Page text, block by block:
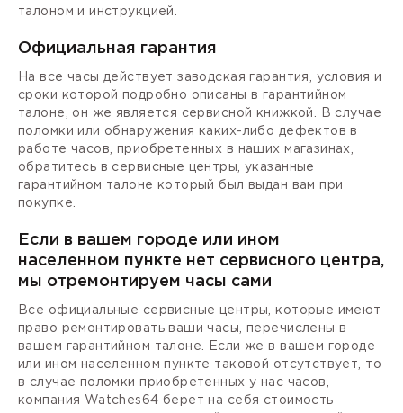
талоном и инструкцией.
Официальная гарантия
На все часы действует заводская гарантия, условия и
сроки которой подробно описаны в гарантийном
талоне, он же является сервисной книжкой. В случае
поломки или обнаружения каких-либо дефектов в
работе часов, приобретенных в наших магазинах,
обратитесь в сервисные центры, указанные
гарантийном талоне который был выдан вам при
покупке.
Если в вашем городе или ином
населенном пункте нет сервисного центра,
мы отремонтируем часы сами
Все официальные сервисные центры, которые имеют
право ремонтировать ваши часы, перечислены в
вашем гарантийном талоне. Если же в вашем городе
или ином населенном пункте таковой отсутствует, то
в случае поломки приобретенных у нас часов,
компания Watches64 берет на себя стоимость